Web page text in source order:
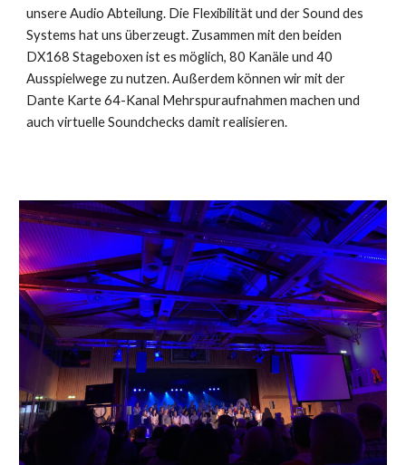
unsere Audio Abteilung. Die Flexibilität und der Sound des
Systems hat uns überzeugt. Zusammen mit den beiden
DX168 Stageboxen ist es möglich, 80 Kanäle und 40
Ausspielwege zu nutzen. Außerdem können wir mit der
Dante Karte 64-Kanal Mehrspuraufnahmen machen und
auch virtuelle Soundchecks damit realisieren.